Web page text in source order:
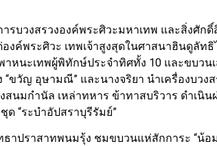
รบวงสรวงองค์พระศิวะมหาเทพ และสิ่งศัก
งค์พระศิวะ เทพเจ้าสูงสุดในศาสนาฮินดูลัท
หนะเทพผู้พิทักษ์ประจำทิศทั้ง 10 และขบวน
ขวัญ อุษามณี” และนางจริยา นำเครื่องบวง
นมกำนัล เหล่าทหาร ข้าทาสบริวาร ดำเนินผ่
ด “ระบำอัปสราบุรีรัมย์”
าปราสาทพนมรุ้ง ชมขบวนแห่สักการะ “น้